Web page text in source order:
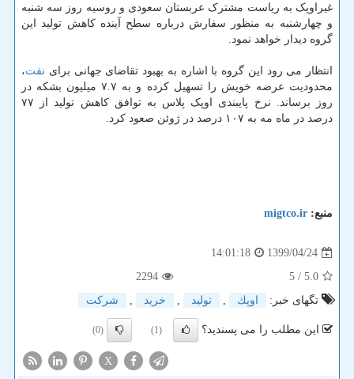
غیراوپک به ریاست مشترک عربستان سعودی و روسیه روز سه شنبه
و چهارشنبه به منظور سفارش درباره سطح آینده کاهش تولید این
گروه دیدار خواهد نمود.
انتظار می رود این گروه با اشاره به بهبود تقاضای جهانی برای نفت،
محدودیت عرضه خویش را تسهیل کرده و به ۷.۷ میلیون بشکه در
روز برساند. نرخ پایبندی اوپک پلاس به توافق کاهش تولید از ۷۷
درصد در ماه مه به ۱۰۷ درصد در ژوئن صعود کرد.
منبع: migtco.ir
1399/04/24
14:01:18
5.0
/ 5
2294
تگهای خبر:
اوپك , تولید , خرید , شركت
این مطلب را می پسندید؟ (1)
(0)
X